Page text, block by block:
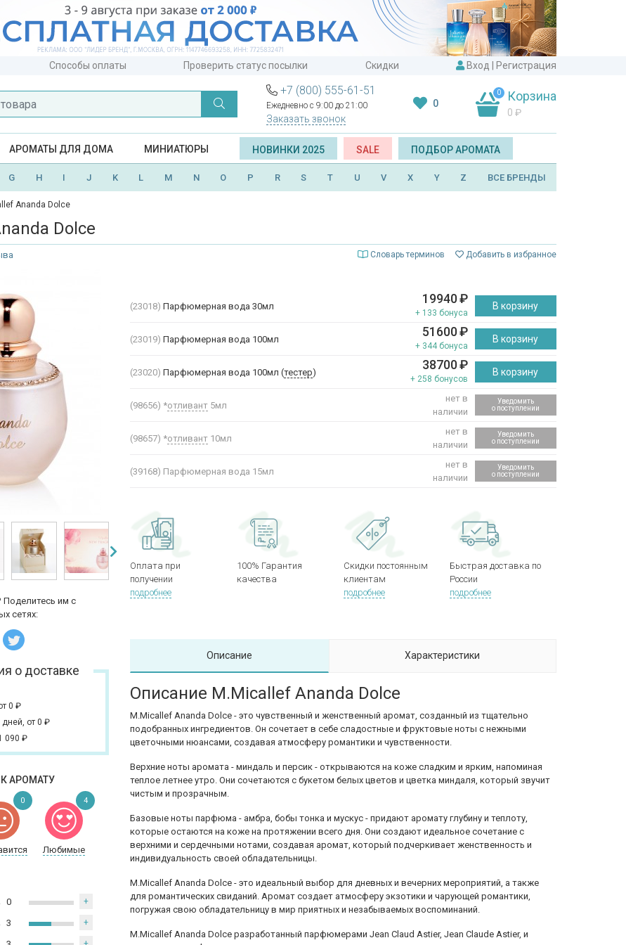
Способы оплаты Проверить статус посылки Скидки Вход Регистрация
+7 (800) 555-61-51
Ежедневно с 9:00 до 21:00
Заказать звонок
0
0 Корзина
0 ₽
АРОМАТЫ ДЛЯ ДОМА МИНИАТЮРЫ НОВИНКИ 2025 SALE ПОДБОР АРОМАТА
G H I J K L M N O P R S T U V X Y Z ВСЕ БРЕНДЫ
Ananda Dolce
Dolce
Словарь терминов Добавить в избранное
им с
сетях:
о доставке
0 ₽
дней, от 0 ₽
090 ₽
АРОМАТУ
Любимые
0 4
0 +
3 +
(23018) Парфюмерная вода 30мл 19940₽
+ 133 бонуса
В корзину
(23019) Парфюмерная вода 100мл 51600₽
+ 344 бонуса
В корзину
(23020) Парфюмерная вода 100мл (тестер) 38700₽
+ 258 бонусов
В корзину
(98656) *отливант 5мл
нет в
наличии
Уведомить
о поступлении
(98657) *отливант 10мл
нет в
наличии
Уведомить
о поступлении
(39168) Парфюмерная вода 15мл
нет в
наличии
Уведомить
о поступлении
Оплата при
получении
подробнее
100% Гарантия
качества
Скидки постоянным
клиентам
подробнее
Быстрая доставка по
России
подробнее
Описание Характеристики
Описание M.Micallef Ananda Dolce
M.Micallef Ananda Dolce - это чувственный и женственный аромат, созданный из тщательно
подобранных ингредиентов. Он сочетает в себе сладостные и фруктовые ноты с нежными
цветочными нюансами, создавая атмосферу романтики и чувственности.
Верхние ноты аромата - миндаль и персик - открываются на коже сладким и ярким, напоминая
теплое летнее утро. Они сочетаются с букетом белых цветов и цветка миндаля, который звучит
чистым и прозрачным.
Базовые ноты парфюма - амбра, бобы тонка и мускус - придают аромату глубину и теплоту,
которые остаются на коже на протяжении всего дня. Они создают идеальное сочетание с
верхними и сердечными нотами, создавая аромат, который подчеркивает женственность и
индивидуальность своей обладательницы.
M.Micallef Ananda Dolce - это идеальный выбор для дневных и вечерних мероприятий, а также
для романтических свиданий. Аромат создает атмосферу экзотики и чарующей романтики,
погружая свою обладательницу в мир приятных и незабываемых воспоминаний.
M.Micallef Ananda Dolce разработанный парфюмерами Jean Claud Astier, Jean Claude Astier, и